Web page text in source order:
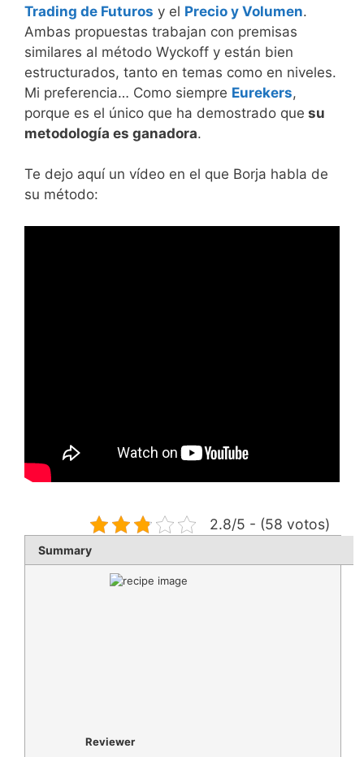
Trading de Futuros y el Precio y Volumen.
Ambas propuestas trabajan con premisas
similares al método Wyckoff y están bien
estructurados, tanto en temas como en niveles.
Mi preferencia… Como siempre Eurekers,
porque es el único que ha demostrado que su
metodología es ganadora.
Te dejo aquí un vídeo en el que Borja habla de
su método:
2.8/5 - (58 votos)
Summary
Reviewer